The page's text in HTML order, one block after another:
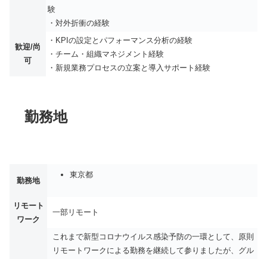
験
・対外折衝の経験
歓迎/尚
可
・KPIの設定とパフォーマンス分析の経験
・チーム・組織マネジメント経験
・新規業務プロセスの立案と導入サポート経験
勤務地
勤務地
東京都
リモート
ワーク
一部リモート
これまで新型コロナウイルス感染予防の一環として、原則
リモートワークによる勤務を継続して参りましたが、グル